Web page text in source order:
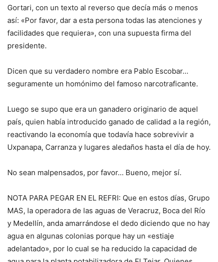
Gortari, con un texto al reverso que decía más o menos
así: «Por favor, dar a esta persona todas las atenciones y
facilidades que requiera», con una supuesta firma del
presidente.
Dicen que su verdadero nombre era Pablo Escobar…
seguramente un homónimo del famoso narcotraficante.
Luego se supo que era un ganadero originario de aquel
país, quien había introducido ganado de calidad a la región,
reactivando la economía que todavía hace sobrevivir a
Uxpanapa, Carranza y lugares aledaños hasta el día de hoy.
No sean malpensados, por favor… Bueno, mejor sí.
NOTA PARA PEGAR EN EL REFRI: Que en estos días, Grupo
MAS, la operadora de las aguas de Veracruz, Boca del Río
y Medellín, anda amarrándose el dedo diciendo que no hay
agua en algunas colonias porque hay un «estiaje
adelantado», por lo cual se ha reducido la capacidad de